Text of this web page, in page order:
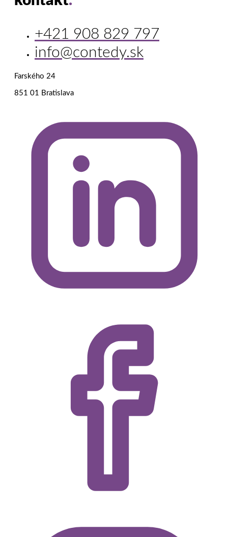
+421 908 829 797
info@contedy.sk
Farského 24
851 01 Bratislava